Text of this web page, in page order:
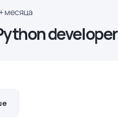
месяца
developer